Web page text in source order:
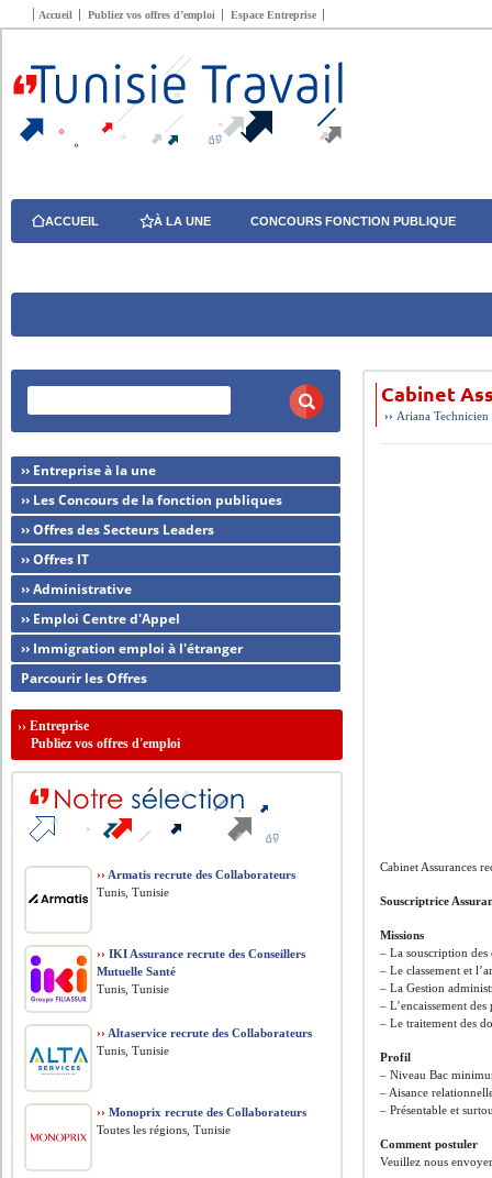
Accueil Publiez vos offres d’emploi Espace Entreprise
ACCUEIL À LA UNE CONCOURS FONCTION PUBLIQUE
Cabinet
›› Ariana Technicien
Cabinet Assurances
Souscriptrice
Missions
– La souscription des
– Le classement et
– La Gestion
– L’encaissement
– Le traitement des
Profil
– Niveau Bac
– Aisance
– Présentable et
Comment postuler
Veuillez nous
›› Entreprise à la une
›› Les Concours de la fonction publiques
›› Offres des Secteurs Leaders
›› Offres IT
›› Administrative
›› Emploi Centre d'Appel
›› Immigration emploi à l'étranger
Parcourir les Offres
››Entreprise
Publiez vos offres d'emploi
›› Armatis recrute des Collaborateurs
Tunis, Tunisie
›› IKI Assurance recrute des Conseillers
Mutuelle Santé
Tunis, Tunisie
›› Altaservice recrute des Collaborateurs
Tunis, Tunisie
›› Monoprix recrute des Collaborateurs
Toutes les régions, Tunisie